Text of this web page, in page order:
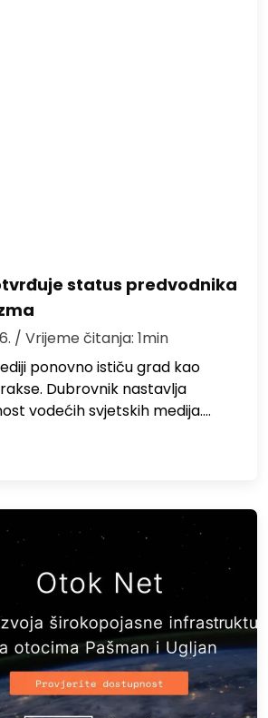
status predvodnika
/ Vrijeme čitanja: 1min
ponovno ističu grad kao
Dubrovnik nastavlja
vodećih svjetskih medija.…